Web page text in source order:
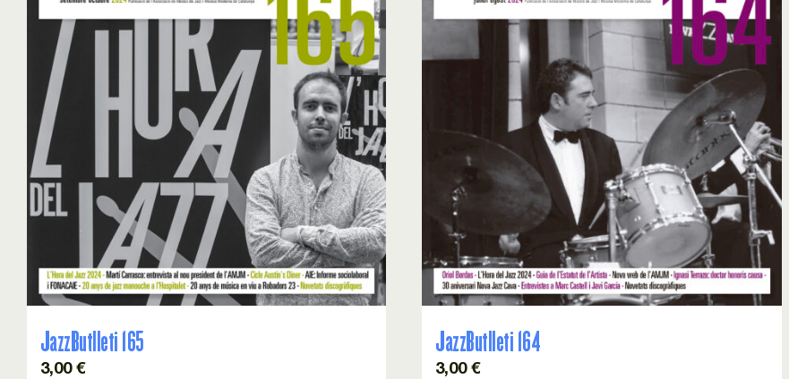
JazzButlleti 165
3,00 €
JazzButlleti 164
3,00€